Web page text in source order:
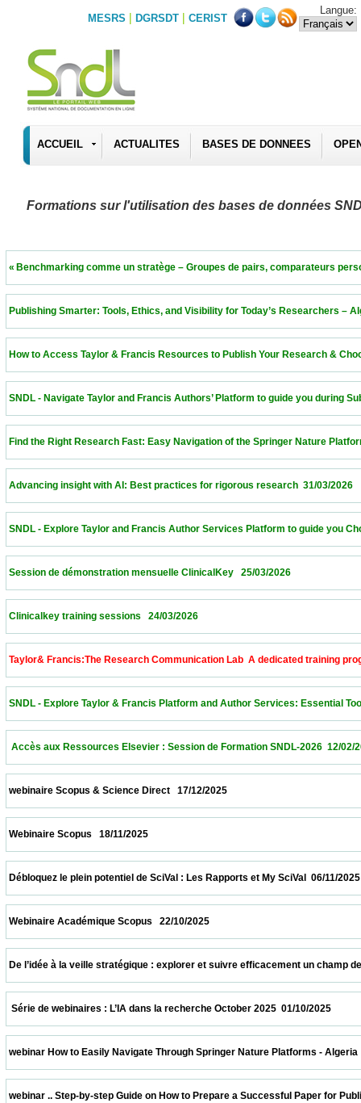
MESRS | DGRSDT | CERIST
Langue:
ACCUEIL ACTUALITES BASES DE DONNEES
Formations sur l'utilisation des bases de données
« Benchmarking comme un stratège – Groupes de pairs,
Publishing Smarter: Tools, Ethics, and Visibility for Today’s
How to Access Taylor & Francis Resources to Publish Your
SNDL - Navigate Taylor and Francis Authors’ Platform to guide you
Find the Right Research Fast: Easy Navigation of the Springer
Advancing insight with AI: Best practices for rigorous research
SNDL - Explore Taylor and Francis Author Services Platform to
Session de démonstration mensuelle ClinicalKey   25/03/2026
Clinicalkey training sessions   24/03/2026
Taylor& Francis:The Research Communication Lab  A dedicated
SNDL - Explore Taylor & Francis Platform and Author Services:
Accès aux Ressources Elsevier : Session de Formation SNDL-
webinaire Scopus & Science Direct   17/12/2025
Webinaire Scopus   18/11/2025
Débloquez le plein potentiel de SciVal : Les Rapports et My
Webinaire Académique Scopus   22/10/2025
De l’idée à la veille stratégique : explorer et suivre efficacement
Série de webinaires : L’IA dans la recherche October 2025  01/
webinar How to Easily Navigate Through Springer Nature
webinar .. Step-by-step Guide on How to Prepare a Successful